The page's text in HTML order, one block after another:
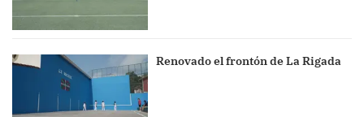
Renovado el frontón de La Rigada